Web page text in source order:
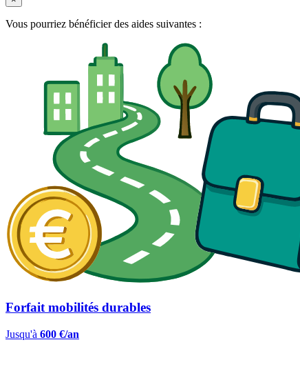
Vous pourriez bénéficier des aides suivantes :
Forfait mobilités durables
Jusqu'à 600 €/an